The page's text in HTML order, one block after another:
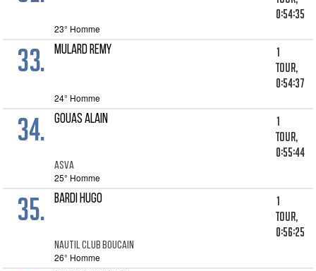
0:54:35
23° Homme
33. MULARD REMY
1
tour,
0:54:37
24° Homme
34. GOUAS ALAIN
ASVA
1
tour,
0:55:44
25° Homme
35. BARDI HUGO
NAUTIL CLUB BOUCAIN
1
tour,
0:56:25
26° Homme